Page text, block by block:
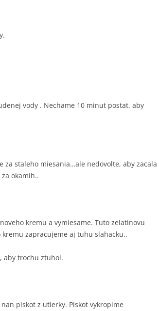
vody . Nechame 10 minut postat, aby
staleho miesania…ale nedovolte, aby zacala
okamih..
kremu a vymiesame. Tuto zelatinovu
zapracujeme aj tuhu slahacku..
aby trochu ztuhol.
piskot z utierky. Piskot vykropime